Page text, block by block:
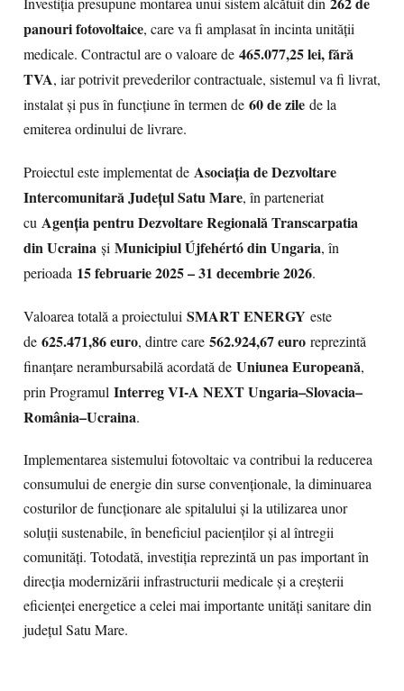
panouri fotovoltaice, care va fi amplasat în incinta unității
medicale. Contractul are o valoare de 465.077,25 lei, fără
TVA, iar potrivit prevederilor contractuale, sistemul va fi livrat,
instalat și pus în funcțiune în termen de 60 de zile de la
emiterea ordinului de livrare.
Proiectul este implementat de Asociația de Dezvoltare
Intercomunitară Județul Satu Mare, în parteneriat
cu Agenția pentru Dezvoltare Regională Transcarpatia
din Ucraina și Municipiul Újfehértó din Ungaria, în
perioada 15 februarie 2025 – 31 decembrie 2026.
Valoarea totală a proiectului SMART ENERGY este
de 625.471,86 euro, dintre care 562.924,67 euro reprezintă
finanțare nerambursabilă acordată de Uniunea Europeană,
prin Programul Interreg VI-A NEXT Ungaria–Slovacia–
România–Ucraina.
Implementarea sistemului fotovoltaic va contribui la reducerea
consumului de energie din surse convenționale, la diminuarea
costurilor de funcționare ale spitalului și la utilizarea unor
soluții sustenabile, în beneficiul pacienților și al întregii
comunități. Totodată, investiția reprezintă un pas important în
direcția modernizării infrastructurii medicale și a creșterii
eficienței energetice a celei mai importante unități sanitare din
județul Satu Mare.